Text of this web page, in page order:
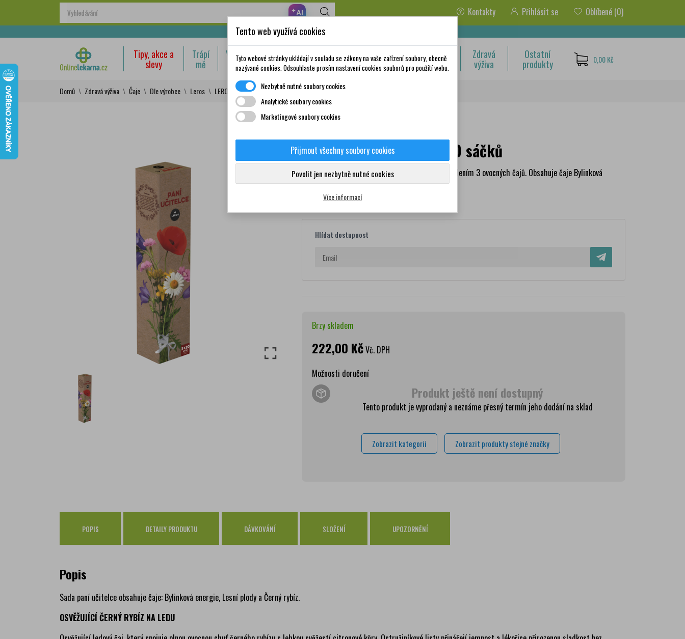
✦AI Kontakty Přihlásit se Oblíbené (0)
Nakupte za 999,- Kč a získáte dopravu zdarma!
Tipy, akce a
slevy
Trápí
mě
Volně prodejné
léky
Doplňky stravy a
vitamíny
Matka a
dítě
Krása a
péče
Zdravá
výživa
Ostatní
produkty 0,00 Kč
Domů Zdravá výživa Čaje Dle výrobce Leros LEROS Paní učitelce 3x20 sáčků
LEROS Paní učitelce 3x20 sáčků
Poděkujte paní učitelce za školní rok dárkovým balením 3 ovocných čajů. Obsahuje čaje Bylinková
energie, Lesní plody a Černý rybíz.
Více informací
Hlídat dostupnost
Brzy skladem
222,00 KčVč. DPH
Možnosti doručení
Wolt doprava
zdarma
79 Kč
Česká pošta Balíkovna
69 Kč
PPL
zdarma
GLS
Produkt ještě není dostupný
Tento produkt je vyprodaný a neznáme přesný termín jeho dodání na sklad
Zobrazit kategorii Zobrazit produkty stejné značky
POPIS DETAILY PRODUKTU DÁVKOVÁNÍ SLOŽENÍ UPOZORNĚNÍ
Popis
Sada paní učitelce obsahuje čaje: Bylinková energie, Lesní plody a Černý rybíz.
OSVĚŽUJÍCÍ ČERNÝ RYBÍZ NA LEDU
Tento web využívá cookies
Tyto webové stránky ukládají v souladu se zákony na vaše zařízení soubory, obecně
nazývané cookies. Odsouhlaste prosím nastavení cookies souborů pro použití webu.
Nezbytně nutné soubory cookies
Analytické soubory cookies
Marketingové soubory cookies
Přijmout všechny soubory cookies
Povolit jen nezbytně nutné cookies
Více informací